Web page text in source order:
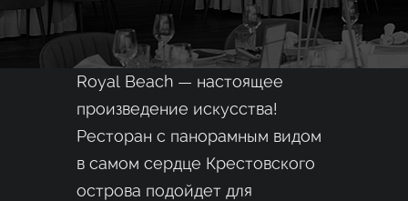
Royal Beach — настоящее
произведение искусства!
Ресторан с панорамным видом
в самом сердце Крестовского
острова подойдет для